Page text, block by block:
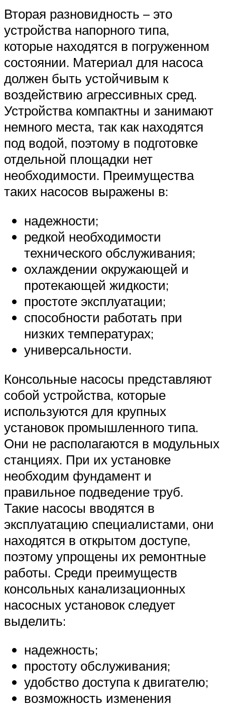
Вторая разновидность – это
устройства напорного типа,
которые находятся в погруженном
состоянии. Материал для насоса
должен быть устойчивым к
воздействию агрессивных сред.
Устройства компактны и занимают
немного места, так как находятся
под водой, поэтому в подготовке
отдельной площадки нет
необходимости. Преимущества
таких насосов выражены в:
надежности;
редкой необходимости
технического обслуживания;
охлаждении окружающей и
протекающей жидкости;
простоте эксплуатации;
способности работать при
низких температурах;
универсальности.
Консольные насосы представляют
собой устройства, которые
используются для крупных
установок промышленного типа.
Они не располагаются в модульных
станциях. При их установке
необходим фундамент и
правильное подведение труб.
Такие насосы вводятся в
эксплуатацию специалистами, они
находятся в открытом доступе,
поэтому упрощены их ремонтные
работы. Среди преимуществ
консольных канализационных
насосных установок следует
выделить:
надежность;
простоту обслуживания;
удобство доступа к двигателю;
возможность изменения